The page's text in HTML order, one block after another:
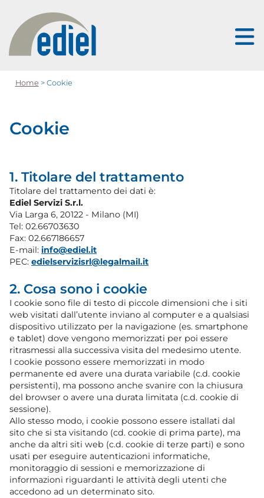
Home > Cookie
Cookie
1. Titolare del trattamento
Titolare del trattamento dei dati è:
Ediel Servizi S.r.l.
Via Larga 6, 20122 - Milano (MI)
Tel: 02.66703630
Fax: 02.667186657
E-mail: info@ediel.it
PEC: edielservizisrl@legalmail.it
2. Cosa sono i cookie
I cookie sono file di testo di piccole dimensioni che i siti
web visitati dall’utente inviano al computer e a qualsiasi
dispositivo utilizzato per la navigazione (es. smartphone
e tablet) dove vengono memorizzati per poi essere
ritrasmessi alla successiva visita del medesimo utente.
I cookie possono essere memorizzati in modo
permanente ed avere una durata variabile (c.d. cookie
persistenti), ma possono anche svanire con la chiusura
del browser o avere una durata limitata (c.d. cookie di
sessione).
Allo stesso modo, i cookie possono essere istallati dal
sito che si sta visitando (cd. cookie di prima parte), ma
anche da altri siti web (c.d. cookie di terze parti) e sono
usati per eseguire autenticazioni informatiche,
monitoraggio di sessioni e memorizzazione di
informazioni riguardanti le attività degli utenti che
accedono ad un determinato sito.